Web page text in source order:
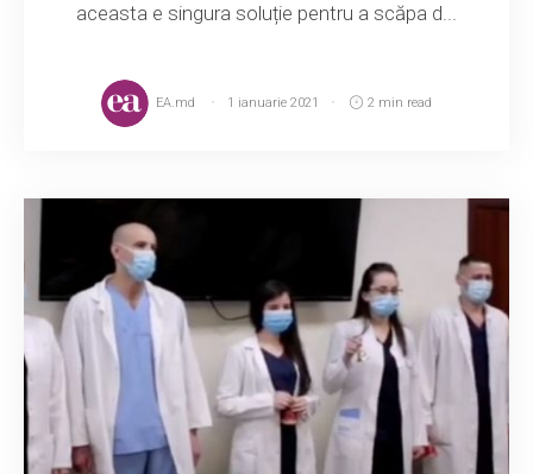
aceasta e singura soluție pentru a scăpa d...
EA.md 1 ianuarie 2021 2 min read